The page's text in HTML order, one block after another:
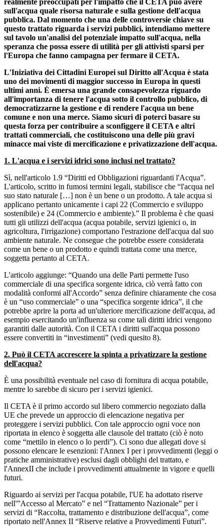
sull'acqua quale risorsa naturale e sulla gestione dell'acqua
pubblica. Dal momento che una delle controversie chiave su
questo trattato riguarda i servizi pubblici, intendiamo mettere
sul tavolo un'analisi del potenziale impatto sull'acqua, nella
speranza che possa essere di utilità per gli attivisti sparsi per
l'Europa che fanno campagna per fermare il CETA.
L'Iniziativa dei Cittadini Europei sul Diritto all'Acqua è stata
uno dei movimenti di maggior successo in Europa in questi
ultimi anni. È emersa una grande consapevolezza riguardo
all'importanza di tenere l'acqua sotto il controllo pubblico, di
democratizzarne la gestione e di rendere l'acqua un bene
comune e non una merce. Siamo sicuri di poterci basare su
questa forza per contribuire a sconfiggere il CETA e altri
trattati commerciali, che costituiscono una delle più gravi
minacce mai viste di mercificazione e privatizzazione dell'acqua.
1. L'acqua e i servizi idrici sono inclusi nel trattato?
Sì, nell'articolo 1.9 “Diritti ed Obbligazioni riguardanti l'Acqua”.
L'articolo, scritto in fumosi termini legali, stabilisce che “l'acqua nel
suo stato naturale […] non è un bene o un prodotto. A tale acqua si
applicano pertanto unicamente i capi 22 (Commercio e sviluppo
sostenibile) e 24 (Commercio e ambiente).” Il problema è che quasi
tutti gli utilizzi dell'acqua (acqua potabile, servizi igienici o, in
agricoltura, l'irrigazione) comportano l'estrazione dell'acqua dal suo
ambiente naturale. Ne consegue che potrebbe essere considerata
come un bene o un prodotto e quindi trattata come una merce,
soggetta pertanto al CETA.
L'articolo aggiunge: “Quando una delle Parti permette l'uso
commerciale di una specifica sorgente idrica, ciò verrà fatto con
modalità conformi all'Accordo” senza definire chiaramente che cosa
è un “uso commerciale” o una “specifica sorgente idrica”, il che
potrebbe aprire la porta ad un'ulteriore mercificazione dell'acqua, ad
esempio esercitando un'influenza su come tali diritti idrici vengono
garantiti dalle autorità. Con il CETA i diritti sull'acqua possono
essere convertiti in “investimenti” (vedi quesito 8).
2. Può il CETA accrescere la spinta a privatizzare la gestione
dell'acqua?
È una possibilità eventuale nel caso di fornitura di acqua potabile,
mentre lo sarebbe di sicuro per i servizi igienici.
Il CETA è il primo accordo sul libero commercio negoziato dalla
UE che prevede un approccio di elencazione negativa per
proteggere i servizi pubblici. Con tale approccio ogni voce non
riportata in elenco è soggetta alle clausole del trattato (ciò è noto
come “mettilo in elenco o lo perdi”). Ci sono due allegati dove si
possono elencare le esenzioni: l'Annex I per i provvedimenti (leggi o
pratiche amministrative) esclusi dagli obblighi del trattato, e
l'AnnexII che include i provvedimenti attualmente in vigore e quelli
futuri.
Riguardo ai servizi per l'acqua potabile, l'UE ha adottato riserve
nell'”Accesso al Mercato” e nel “Trattamento Nazionale” per i
servizi di “Raccolta, trattamento e distribuzione dell'acqua”, come
riportato nell'Annex II “Riserve relative a Provvedimenti Futuri”.